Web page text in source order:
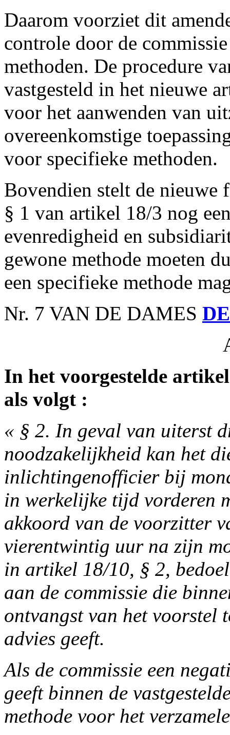
Daarom voorziet dit
controle door de
methoden. De procedure
vastgesteld in het nieuwe
voor het aanwenden van
overeenkomstige
voor specifieke methoden.
Bovendien stelt de nieuwe
§ 1 van artikel 18/3 nog
evenredigheid en
gewone methode moeten
een specifieke methode
Nr. 7 VAN DE DAMES
In het voorgestelde
als volgt :
« § 2. In geval van uiterst
noodzakelijkheid kan het
inlichtingenofficier bij
in werkelijke tijd vorderen
akkoord van de voorzitter
vierentwintig uur na zijn
in artikel 18/10, § 2,
aan de commissie die
ontvangst van het voorstel
advies geeft.
Als de commissie een
geeft binnen de
methode voor het